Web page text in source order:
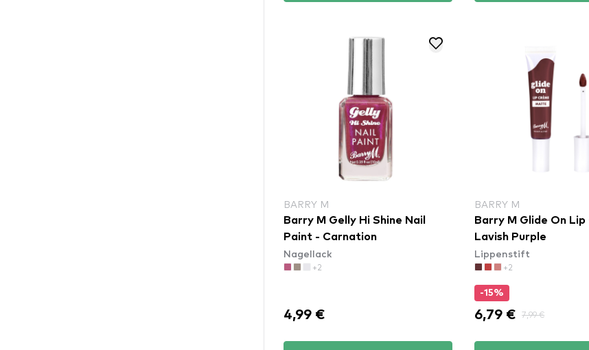
BARRY M
Barry M Gelly Hi Shine Nail
Paint - Carnation
Nagellack
+2
4,99 €
BARRY M
Barry M Glide On Lip
Lavish Purple
Lippenstift
+2
-15%
6,79 € 7,99 €